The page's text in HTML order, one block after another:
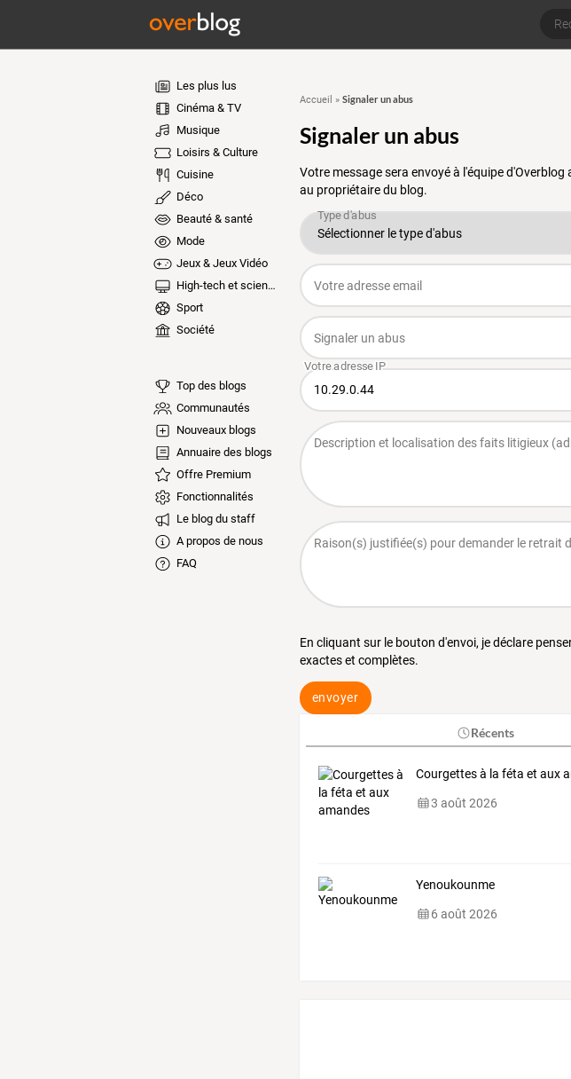
Les plus lus
Cinéma & TV
Musique
Loisirs & Culture
Cuisine
Déco
Beauté & santé
Mode
Jeux & Jeux Vidéo
High-tech et sciences
Sport
Société
Top des blogs
Communautés
Nouveaux blogs
Annuaire des blogs
Offre Premium
Fonctionnalités
Le blog du staff
A propos de nous
FAQ
Accueil » Signaler un abus
Signaler un abus
Votre message sera envoyé à l'équipe
au propriétaire du blog.
En cliquant sur le bouton d'envoi, je déclare
exactes et complètes.
envoyer
Récents
Courgettes à la féta et aux
3 août 2026
Yenoukounme
6 août 2026